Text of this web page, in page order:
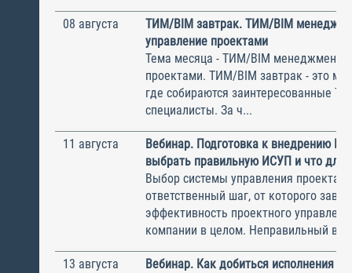
08 августа
ТИМ/BIM завтрак. ТИМ/BIM
управление проектами
Тема месяца - ТИМ/BIM менеджмент и
проектами. ТИМ/BIM завтрак - это
где собираются заинтересованные
специалисты. За ч...
11 августа
Вебинар. Подготовка к внедрению
выбрать правильную ИСУП и что для
Выбор системы управления
ответственный шаг, от которого
эффективность проектного
компании в целом. Неправильный
13 августа
Вебинар. Как добиться исполнения